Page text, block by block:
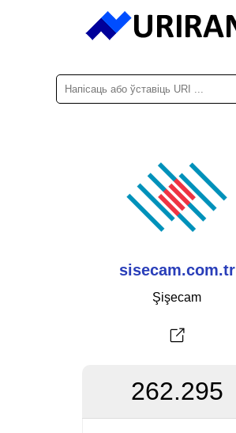
sisecam.com.tr
Şişecam
262.295